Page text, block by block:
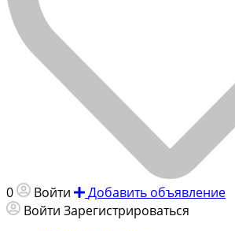
0 Войти
Добавить объявление
Войти Зарегистрироваться